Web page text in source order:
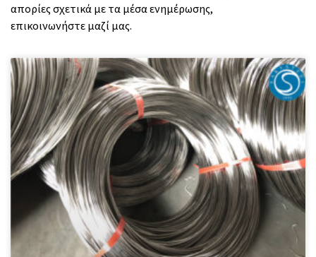
απορίες σχετικά με τα μέσα ενημέρωσης,
επικοινωνήστε μαζί μας.